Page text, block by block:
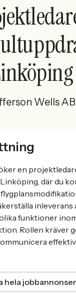
Wells AB
en
där du
inleverans
funktioner
Rollen kräver
hela